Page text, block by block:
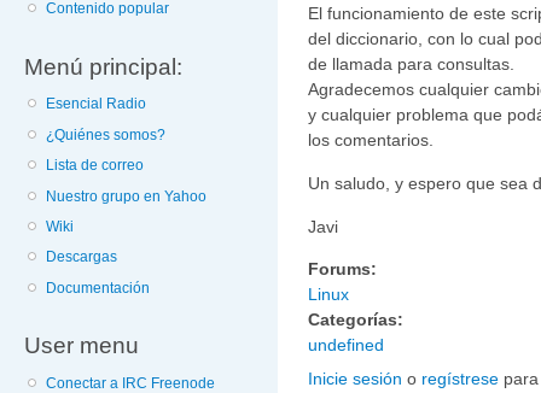
Contenido popular
Menú principal:
Esencial Radio
¿Quiénes somos?
Lista de correo
Nuestro grupo en Yahoo
Wiki
Descargas
Documentación
User menu
Conectar a IRC Freenode
El funcionamiento de este
del diccionario, con lo cual
de llamada para consultas.
Agradecemos cualquier
y cualquier problema que
los comentarios.
Un saludo, y espero que sea
Javi
Forums:
Linux
Categorías:
undefined
Inicie sesión o regístrese